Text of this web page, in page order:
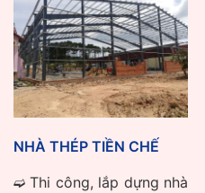
NHÀ THÉP TIỀN CHẾ
➫ Thi công, lắp dựng nhà